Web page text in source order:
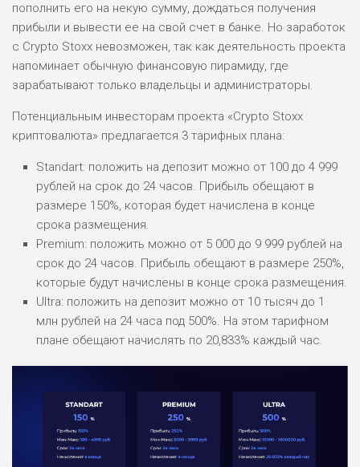
пополнить его на некую сумму, дождаться получения
прибыли и вывести ее на свой счет в банке. Но заработок
с Crypto Stoxx невозможен, так как деятельность проекта
напоминает обычную финансовую пирамиду, где
зарабатывают только владельцы и администраторы.
Потенциальным инвесторам проекта «Crypto Stoxx
криптовалюта» предлагается 3 тарифных плана:
Standart: положить на депозит можно от 100 до 4 999
рублей на срок до 24 часов. Прибыль обещают в
размере 150%, которая будет начислена в конце
срока размещения.
Premium: положить можно от 5 000 до 9 999 рублей на
срок до 24 часов. Прибыль обещают в размере 250%,
которые будут начислены в конце срока размещения.
Ultra: положить на депозит можно от 10 тысяч до 1
млн рублей на 24 часа под 500%. На этом тарифном
плане обещают начислять по 20,833% каждый час.